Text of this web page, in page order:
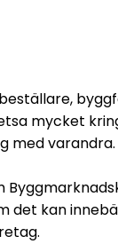
mycket
med varandra.
det kan